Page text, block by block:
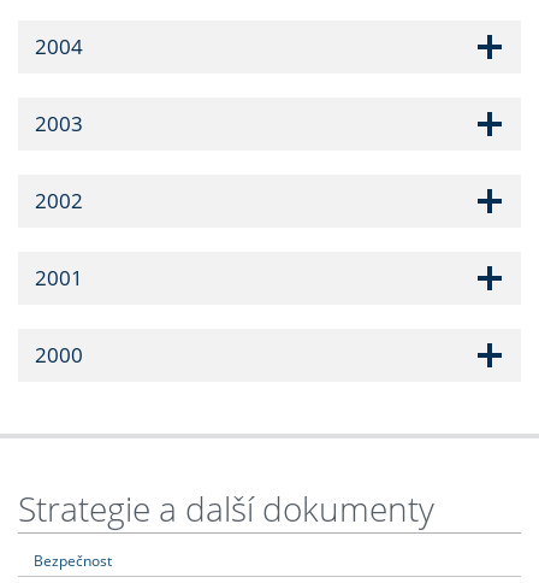
2004
2003
2002
2001
2000
Strategie a další dokumenty
Bezpečnost